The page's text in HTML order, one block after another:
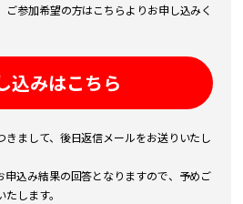
ご参加希望の方はこちらよりお申し込みく
込みはこちら
まして、後日返信メールをお送りいたし
申込み結果の回答となりますので、予めご
します。